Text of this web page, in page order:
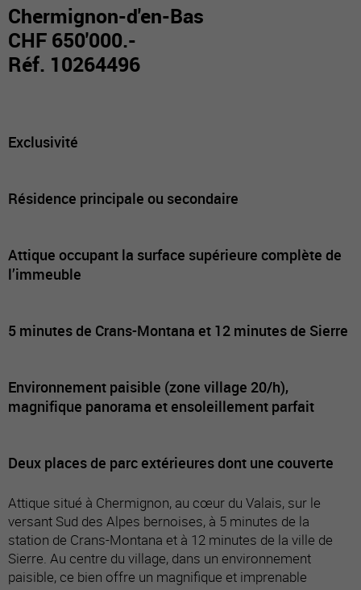
Chermignon-d'en-Bas
CHF 650'000.-
Réf. 10264496
Exclusivité
Résidence principale ou secondaire
Attique occupant la surface supérieure complète de
l’immeuble
5 minutes de Crans-Montana et 12 minutes de Sierre
Environnement paisible (zone village 20/h),
magnifique panorama et ensoleillement parfait
Deux places de parc extérieures dont une couverte
Attique situé à Chermignon, au cœur du Valais, sur le
versant Sud des Alpes bernoises, à 5 minutes de la
station de Crans-Montana et à 12 minutes de la ville de
Sierre. Au centre du village, dans un environnement
paisible, ce bien offre un magnifique et imprenable